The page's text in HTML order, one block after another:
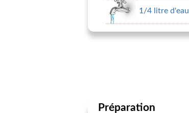
1/4 litre d'eau
Préparation